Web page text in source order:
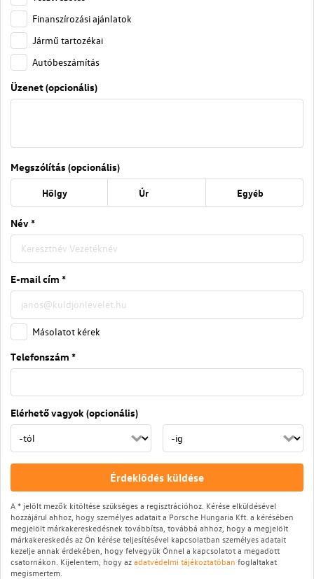
Finanszírozási ajánlatok
Jármű tartozékai
Autóbeszámítás
Üzenet (opcionális)
Megszólítás (opcionális)
Hölgy Úr Egyéb
Név *
E-mail cím *
Másolatot kérek
Telefonszám *
Elérhető vagyok (opcionális)
Érdeklődés küldése
A * jelölt mezők kitöltése szükséges a regisztrációhoz. Kérése elküldésével
hozzájárul ahhoz, hogy személyes adatait a Porsche Hungaria Kft. a kérésében
megjelölt márkakereskedésnek továbbítsa, továbbá ahhoz, hogy a megjelölt
márkakereskedés az Ön kérése teljesítésével kapcsolatban személyes adatait
kezelje annak érdekében, hogy felvegyük Önnel a kapcsolatot a megadott
csatornákon. Kijelentem, hogy azadatvédelmi tájékoztatóban foglaltakat
megismertem.